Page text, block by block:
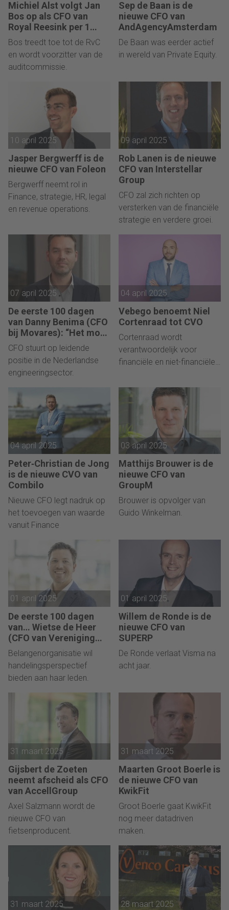
Michiel Alst volgt Jan
Bos op als CFO van
Royal Reesink per 1
augustus 2025
Bos treedt toe tot de RvC
en wordt voorzitter van de
auditcommissie.
Sep de Baan is de
nieuwe CFO van
AndAgencyAmsterdam
De Baan was eerder actief
in wereld van Private Equity.
10 april 2025
Jasper Bergwerff is de
nieuwe CFO van Foleon
Bergwerff neemt rol in
Finance, strategie, HR, legal
en revenue operations.
09 april 2025
Rob Lanen is de nieuwe
CFO van Interstellar
Group
CFO zal zich richten op
versterken van de financiële
strategie en verdere groei.
07 april 2025
De eerste 100 dagen
van Danny Benima (CFO
bij Movares): “Het moet
slimmer, digitaler en
duurzamer.”
CFO stuurt op leidende
positie in de Nederlandse
engineeringsector.
04 april 2025
Vebego benoemt Niel
Cortenraad tot CVO
Cortenraad wordt
verantwoordelijk voor
financiële en niet-financiële
04 april 2025
Peter‑Christian de Jong
is de nieuwe CVO van
Combilo
Nieuwe CFO legt nadruk op
het toevoegen van waarde
vanuit Finance
03 april 2025
Matthijs Brouwer is de
nieuwe CFO van
GroupM
Brouwer is opvolger van
Guido Winkelman.
01 april 2025
De eerste 100 dagen
van… Wietse de Heer
(CFO van Vereniging
Eigen Huis): “Hier is
geld verdienen niet het
hoofddoel.”
Belangenorganisatie wil
handelingsperspectief
bieden aan haar leden.
01 april 2025
Willem de Ronde is de
nieuwe CFO van
SUPERP
De Ronde verlaat Visma na
acht jaar.
31 maart 2025
Gijsbert de Zoeten
neemt afscheid als CFO
van AccellGroup
Axel Salzmann wordt de
nieuwe CFO van
fietsenproducent.
31 maart 2025
Maarten Groot Boerle is
de nieuwe CFO van
KwikFit
Groot Boerle gaat KwikFit
nog meer datadriven
maken.
31 maart 2025 28 maart 2025